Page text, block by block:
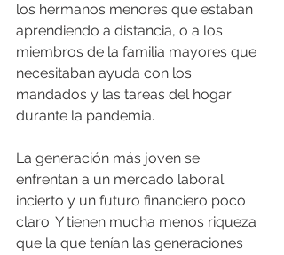
los hermanos menores que estaban
aprendiendo a distancia, o a los
miembros de la familia mayores que
necesitaban ayuda con los
mandados y las tareas del hogar
durante la pandemia.
La generación más joven se
enfrentan a un mercado laboral
incierto y un futuro financiero poco
claro. Y tienen mucha menos riqueza
que la que tenían las generaciones